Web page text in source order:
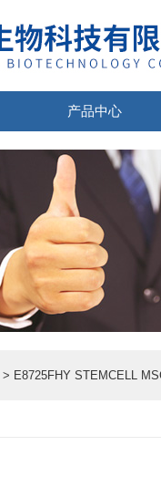
产品中心
> E8725FHY STEMCELL